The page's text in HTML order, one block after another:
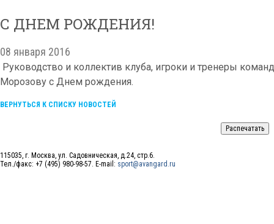
С ДНЕМ РОЖДЕНИЯ!
08 января 2016
Руководство и коллектив клуба, игроки и тренеры
Морозову с Днем рождения.
ВЕРНУТЬСЯ К СПИСКУ НОВОСТЕЙ
115035, г. Москва, ул. Садовническая, д.24, стр.6.
Тел./факс: +7 (495) 980-98-57. E-mail: sport@avangard.ru